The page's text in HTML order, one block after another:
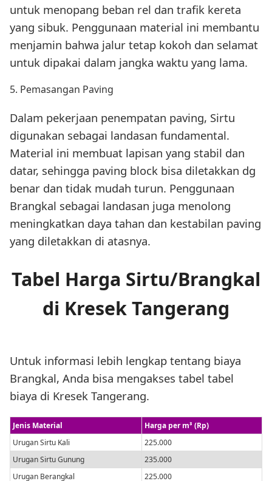
untuk menopang beban rel dan trafik kereta
yang sibuk. Penggunaan material ini membantu
menjamin bahwa jalur tetap kokoh dan selamat
untuk dipakai dalam jangka waktu yang lama.
5. Pemasangan Paving
Dalam pekerjaan penempatan paving, Sirtu
digunakan sebagai landasan fundamental.
Material ini membuat lapisan yang stabil dan
datar, sehingga paving block bisa diletakkan dg
benar dan tidak mudah turun. Penggunaan
Brangkal sebagai landasan juga menolong
meningkatkan daya tahan dan kestabilan paving
yang diletakkan di atasnya.
Tabel Harga Sirtu/Brangkal
di Kresek Tangerang
Untuk informasi lebih lengkap tentang biaya
Brangkal, Anda bisa mengakses tabel tabel
biaya di Kresek Tangerang.
Jenis Material
Harga per m³ (Rp)
Urugan Sirtu Kali
225.000
Urugan Sirtu Gunung
235.000
Urugan Berangkal
225.000